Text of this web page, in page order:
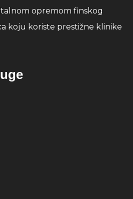
opremom finskog
koju koriste prestižne klinike